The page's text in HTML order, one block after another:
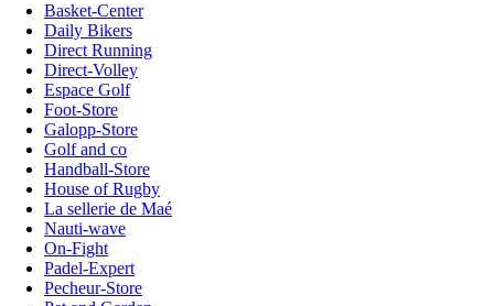
Basket-Center
Daily Bikers
Direct Running
Direct-Volley
Espace Golf
Foot-Store
Galopp-Store
Golf and co
Handball-Store
House of Rugby
La sellerie de Maé
Nauti-wave
On-Fight
Padel-Expert
Pecheur-Store